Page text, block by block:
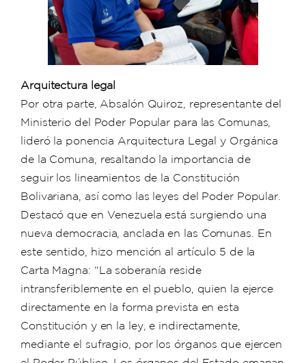
Arquitectura legal
Por otra parte, Absalón Quiroz, representante del
Ministerio del Poder Popular para las Comunas,
lideró la ponencia Arquitectura Legal y Orgánica
de la Comuna, resaltando la importancia de
seguir los lineamientos de la Constitución
Bolivariana, así como las leyes del Poder Popular.
Destacó que en Venezuela está surgiendo una
nueva democracia, anclada en las Comunas. En
este sentido, hizo mención al artículo 5 de la
Carta Magna: “La soberanía reside
intransferiblemente en el pueblo, quien la ejerce
directamente en la forma prevista en esta
Constitución y en la ley, e indirectamente,
mediante el sufragio, por los órganos que ejercen